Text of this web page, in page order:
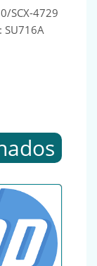
SCX-4729
SU716A